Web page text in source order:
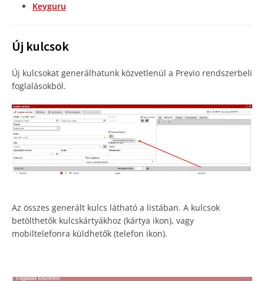
Keyguru
Új kulcsok
Új kulcsokat generálhatunk közvetlenül a Previo rendszerbeli
foglalásokból.
Az összes generált kulcs látható a listában. A kulcsok
betölthetők kulcskártyákhoz (kártya ikon), vagy
mobiltelefonra küldhetők (telefon ikon).